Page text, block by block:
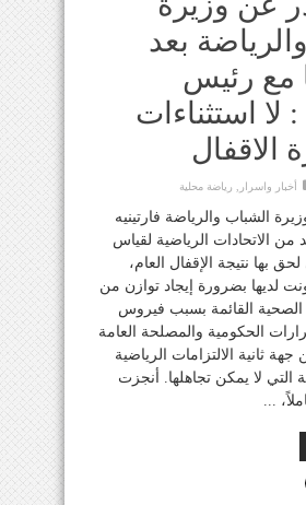
بعد
مع رئيس
لا استثناءات
الاقفال
أخبار واسرار رياضة محلية
الشباب والرياضة فارتينيه
من الاتحادات الرياضية لقياس
بها نتيجة الإقفال العام،
لديها بضرورة إيجاد توازن من
الصحية القائمة بسبب فيروس
الحكومية والمصلحة العامة
جهة ثانية الالتزامات الرياضية
التي لا يمكن تجاهلها. أنجزت
...